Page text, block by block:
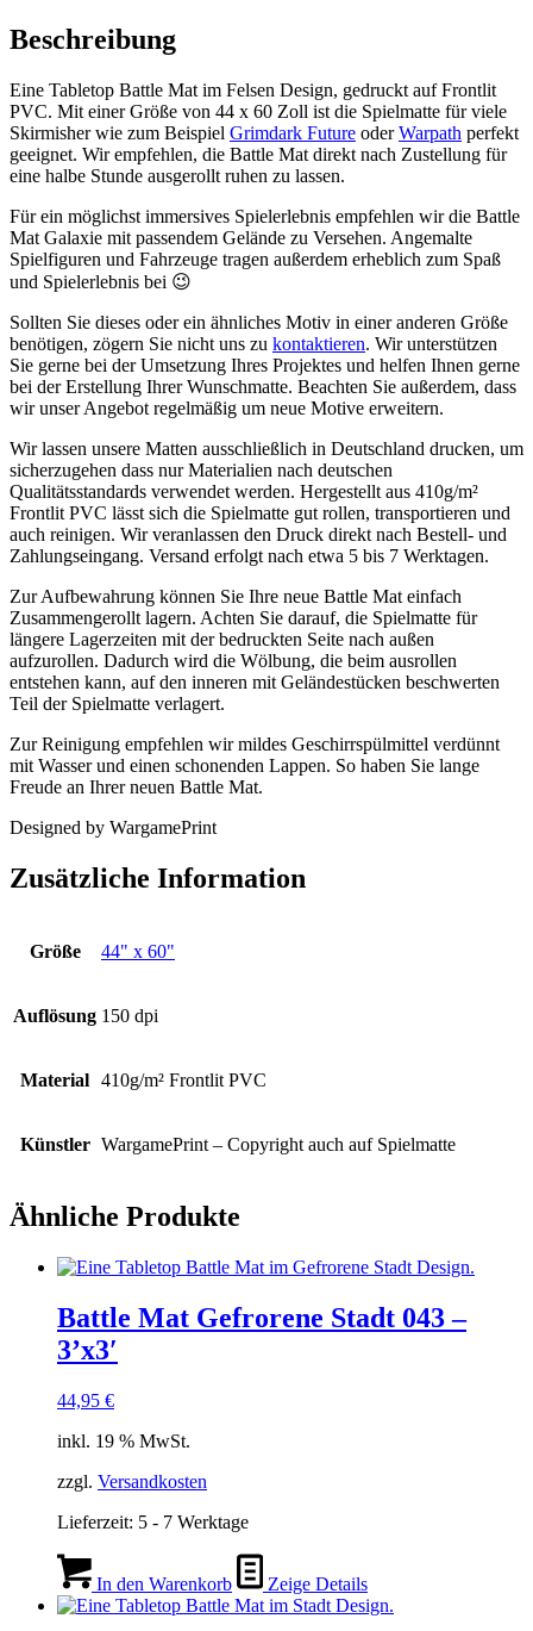
Beschreibung
Eine Tabletop Battle Mat im Felsen Design, gedruckt auf Frontlit
PVC. Mit einer Größe von 44 x 60 Zoll ist die Spielmatte für viele
Skirmisher wie zum Beispiel Grimdark Future oderWarpath perfekt
geeignet. Wir empfehlen, die Battle Mat direkt nach Zustellung für
eine halbe Stunde ausgerollt ruhen zu lassen.
Für ein möglichst immersives Spielerlebnis empfehlen wir die Battle
Mat Galaxie mit passendem Gelände zu Versehen. Angemalte
Spielfiguren und Fahrzeuge tragen außerdem erheblich zum Spaß
und Spielerlebnis bei 😉
Sollten Sie dieses oder ein ähnliches Motiv in einer anderen Größe
benötigen, zögern Sie nicht uns zu kontaktieren. Wir unterstützen
Sie gerne bei der Umsetzung Ihres Projektes und helfen Ihnen gerne
bei der Erstellung Ihrer Wunschmatte. Beachten Sie außerdem, dass
wir unser Angebot regelmäßig um neue Motive erweitern.
Wir lassen unsere Matten ausschließlich in Deutschland drucken, um
sicherzugehen dass nur Materialien nach deutschen
Qualitätsstandards verwendet werden. Hergestellt aus 410g/m²
Frontlit PVC lässt sich die Spielmatte gut rollen, transportieren und
auch reinigen. Wir veranlassen den Druck direkt nach Bestell- und
Zahlungseingang. Versand erfolgt nach etwa 5 bis 7 Werktagen.
Zur Aufbewahrung können Sie Ihre neue Battle Mat einfach
Zusammengerollt lagern. Achten Sie darauf, die Spielmatte für
längere Lagerzeiten mit der bedruckten Seite nach außen
aufzurollen. Dadurch wird die Wölbung, die beim ausrollen
entstehen kann, auf den inneren mit Geländestücken beschwerten
Teil der Spielmatte verlagert.
Zur Reinigung empfehlen wir mildes Geschirrspülmittel verdünnt
mit Wasser und einen schonenden Lappen. So haben Sie lange
Freude an Ihrer neuen Battle Mat.
Designed by WargamePrint
Zusätzliche Information
Größe 44" x 60"
Auflösung 150 dpi
Material 410g/m² Frontlit PVC
Künstler WargamePrint – Copyright auch auf Spielmatte
Ähnliche Produkte
Battle Mat Gefrorene Stadt 043 –
3’x3′
44,95 €
inkl. 19 % MwSt.
zzgl. Versandkosten
Lieferzeit: 5 - 7 Werktage
In den Warenkorb Zeige Details